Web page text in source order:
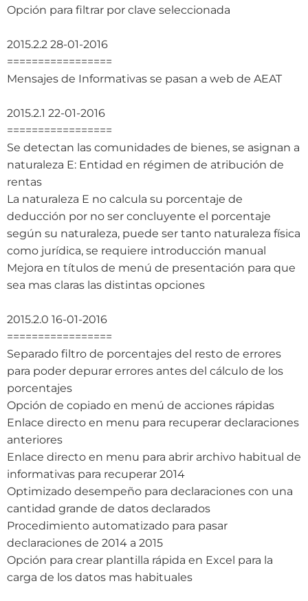
Opción para filtrar por clave seleccionada
2015.2.2 28-01-2016
=================
Mensajes de Informativas se pasan a web de AEAT
2015.2.1 22-01-2016
=================
Se detectan las comunidades de bienes, se asignan a
naturaleza E: Entidad en régimen de atribución de
rentas
La naturaleza E no calcula su porcentaje de
deducción por no ser concluyente el porcentaje
según su naturaleza, puede ser tanto naturaleza física
como jurídica, se requiere introducción manual
Mejora en títulos de menú de presentación para que
sea mas claras las distintas opciones
2015.2.0 16-01-2016
=================
Separado filtro de porcentajes del resto de errores
para poder depurar errores antes del cálculo de los
porcentajes
Opción de copiado en menú de acciones rápidas
Enlace directo en menu para recuperar declaraciones
anteriores
Enlace directo en menu para abrir archivo habitual de
informativas para recuperar 2014
Optimizado desempeño para declaraciones con una
cantidad grande de datos declarados
Procedimiento automatizado para pasar
declaraciones de 2014 a 2015
Opción para crear plantilla rápida en Excel para la
carga de los datos mas habituales